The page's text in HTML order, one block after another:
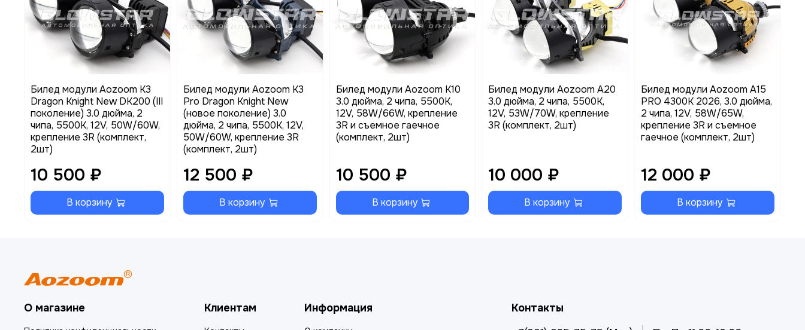
Билед модули Aozoom K3
Dragon Knight New DK200 (III
поколение) 3.0 дюйма, 2
чипа, 5500K, 12V, 50W/60W,
крепление 3R (комплект,
2шт)
10 500 ₽
В корзину
Билед модули Aozoom K3
Pro Dragon Knight New
(новое поколение) 3.0
дюйма, 2 чипа, 5500K, 12V,
50W/60W, крепление 3R
(комплект, 2шт)
12 500 ₽
В корзину
Билед модули Aozoom K10
3.0 дюйма, 2 чипа, 5500K,
12V, 58W/66W, крепление
3R и съемное гаечное
(комплект, 2шт)
10 500 ₽
В корзину
Билед модули Aozoom A20
3.0 дюйма, 2 чипа, 5500K,
12V, 53W/70W, крепление
3R (комплект, 2шт)
10 000 ₽
В корзину
Билед модули Aozoom A15
PRO 4300K 2026, 3.0 дюйма,
2 чипа, 12V, 58W/65W,
крепление 3R и съемное
гаечное (комплект, 2шт)
12 000 ₽
В корзину
О магазине Клиентам Информация
Контакты